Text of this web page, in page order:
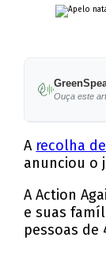
Ouça este
A recolha
anunciou o
A Action
e suas
pessoas de